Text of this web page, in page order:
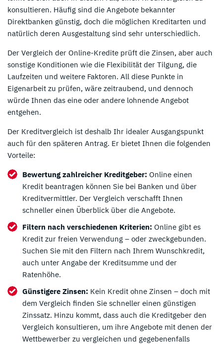
konsultieren. Häufig sind die Angebote bekannter
Direktbanken günstig, doch die möglichen Kreditarten und
natürlich deren Ausgestaltung sind sehr unterschiedlich.
Der Vergleich der Online-Kredite prüft die Zinsen, aber auch
sonstige Konditionen wie die Flexibilität der Tilgung, die
Laufzeiten und weitere Faktoren. All diese Punkte in
Eigenarbeit zu prüfen, wäre zeitraubend, und dennoch
würde Ihnen das eine oder andere lohnende Angebot
entgehen.
Der Kreditvergleich ist deshalb Ihr idealer Ausgangspunkt
auch für den späteren Antrag. Er bietet Ihnen die folgenden
Vorteile:
Bewertung zahlreicher Kreditgeber: Online einen
Kredit beantragen können Sie bei Banken und über
Kreditvermittler. Der Vergleich verschafft Ihnen
schneller einen Überblick über die Angebote.
Filtern nach verschiedenen Kriterien: Online gibt es
Kredit zur freien Verwendung – oder zweckgebunden.
Suchen Sie mit den Filtern nach Ihrem Wunschkredit,
auch unter Angabe der Kreditsumme und der
Ratenhöhe.
Günstigere Zinsen: Kein Kredit ohne Zinsen – doch mit
dem Vergleich finden Sie schneller einen günstigen
Zinssatz. Hinzu kommt, dass auch die Kreditgeber den
Vergleich konsultieren, um ihre Angebote mit denen der
Wettbewerber zu vergleichen und gegebenenfalls